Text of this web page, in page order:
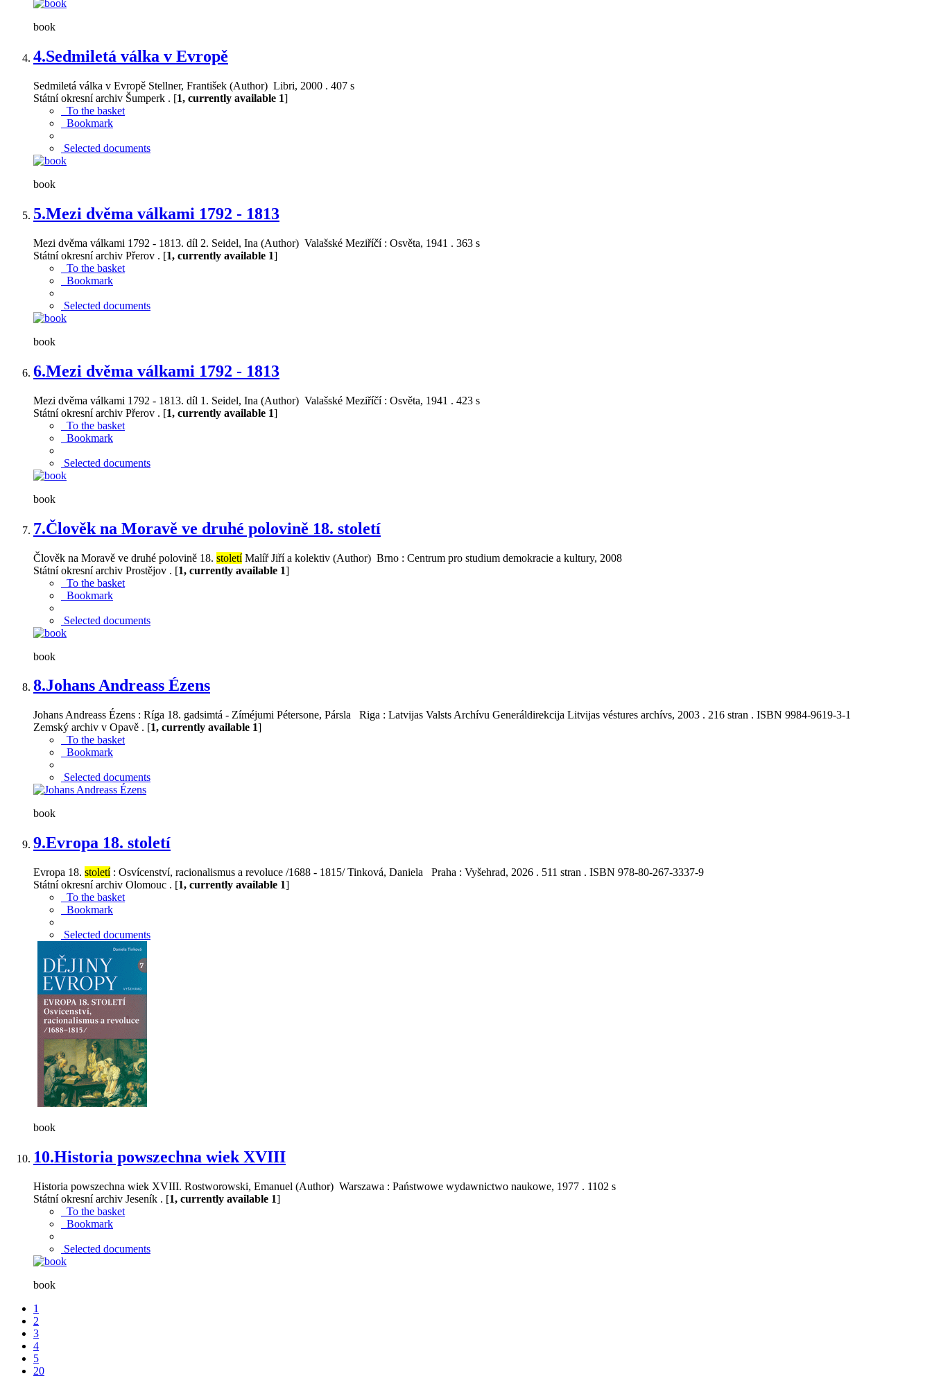
book
4.Sedmiletá válka v Evropě
Sedmiletá válka v Evropě Stellner, František (Author) Libri, 2000 . 407 s
Státní okresní archiv Šumperk . [1, currently available 1]
To the basket
Bookmark
Selected documents
book
5.Mezi dvěma válkami 1792 - 1813
Mezi dvěma válkami 1792 - 1813. díl 2. Seidel, Ina (Author) Valašské Meziříčí : Osvěta, 1941 . 363 s
Státní okresní archiv Přerov . [1, currently available 1]
To the basket
Bookmark
Selected documents
book
6.Mezi dvěma válkami 1792 - 1813
Mezi dvěma válkami 1792 - 1813. díl 1. Seidel, Ina (Author) Valašské Meziříčí : Osvěta, 1941 . 423 s
Státní okresní archiv Přerov . [1, currently available 1]
To the basket
Bookmark
Selected documents
book
7.Člověk na Moravě ve druhé polovině 18. století
Člověk na Moravě ve druhé polovině 18. stoletíMalíř Jiří a kolektiv (Author) Brno : Centrum pro studium demokracie a kultury, 2008
Státní okresní archiv Prostějov . [1, currently available 1]
To the basket
Bookmark
Selected documents
book
8.Johans Andreass Ézens
Johans Andreass Ézens : Ríga 18. gadsimtá - Zíméjumi Pétersone, Pársla Riga : Latvijas Valsts Archívu Generáldirekcija Litvijas véstures archívs, 2003 . 216 stran . ISBN 9984-9619-3-1
Zemský archiv v Opavě . [1, currently available 1]
To the basket
Bookmark
Selected documents
book
9.Evropa 18. století
Evropa 18. století: Osvícenství, racionalismus a revoluce /1688 - 1815/ Tinková, Daniela Praha : Vyšehrad, 2026 . 511 stran . ISBN 978-80-267-3337-9
Státní okresní archiv Olomouc . [1, currently available 1]
To the basket
Bookmark
Selected documents
book
10.Historia powszechna wiek XVIII
Historia powszechna wiek XVIII. Rostworowski, Emanuel (Author) Warszawa : Państwowe wydawnictwo naukowe, 1977 . 1102 s
Státní okresní archiv Jeseník . [1, currently available 1]
To the basket
Bookmark
Selected documents
book
1
2
3
4
5
20